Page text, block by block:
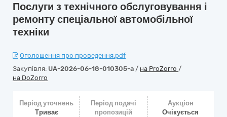
Послуги з технічного обслуговування і
ремонту спеціальної автомобільної
техніки
Оголошення про проведення.pdf
Закупівля: UA-2026-06-18-010305-a / на ProZorro /
на DoZorro
Період уточнень
Триває
Період подачі
пропозицій
Аукціон
Очікується